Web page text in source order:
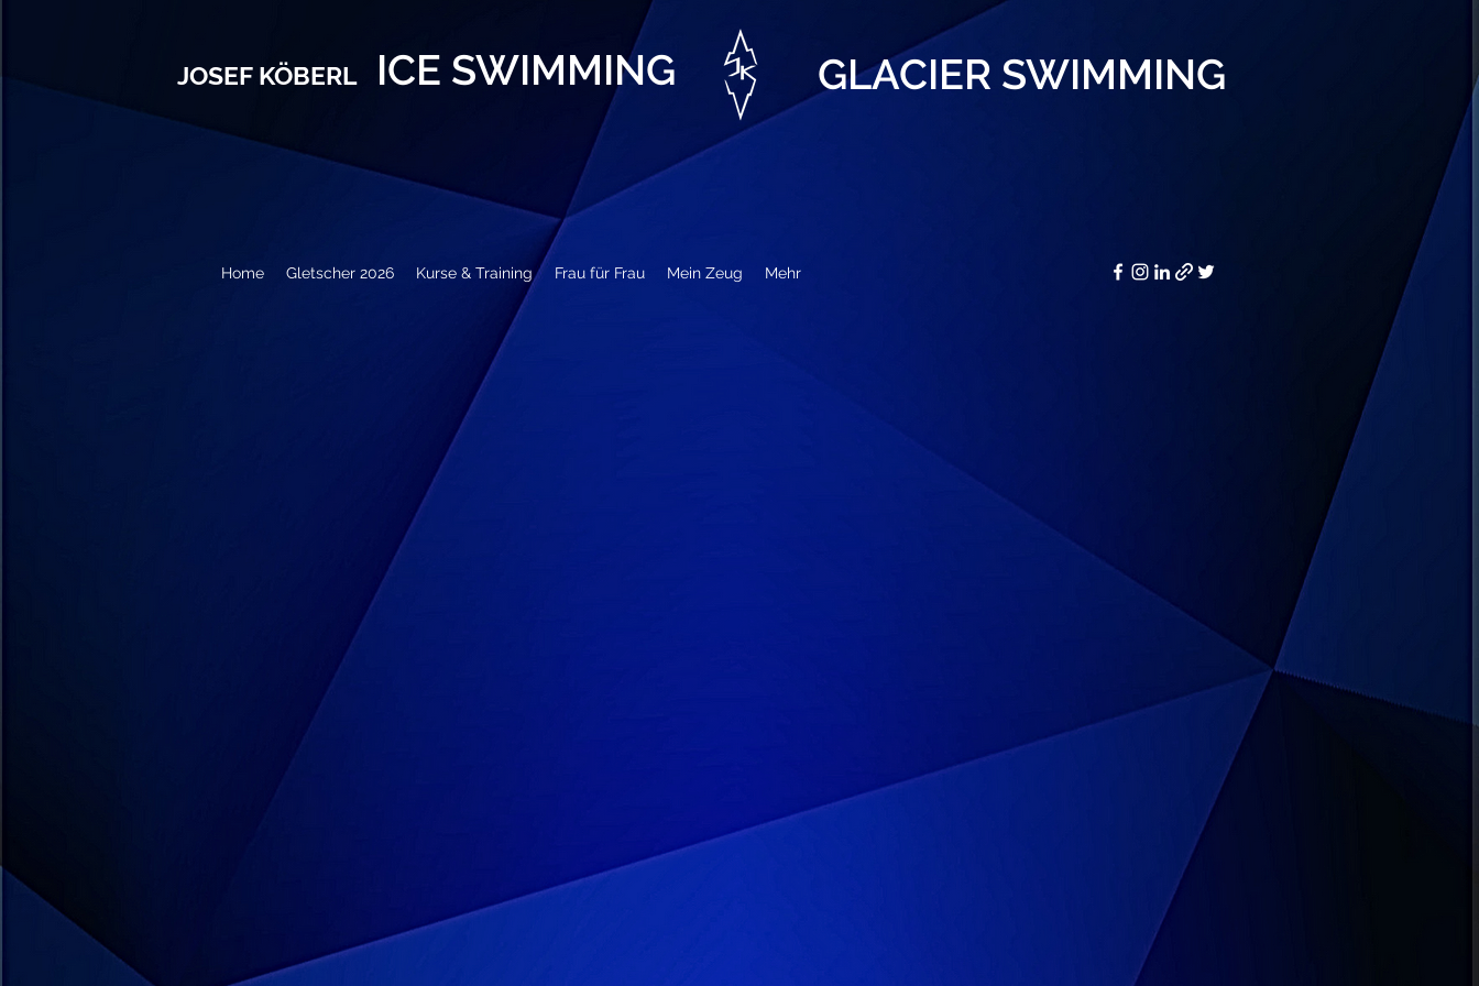
JOSEF KÖBERL ICE SWIMMING GLACIER SWIMMING
Home Gletscher 2026 Kurse & Training Frau für Frau Mein Zeug Mehr